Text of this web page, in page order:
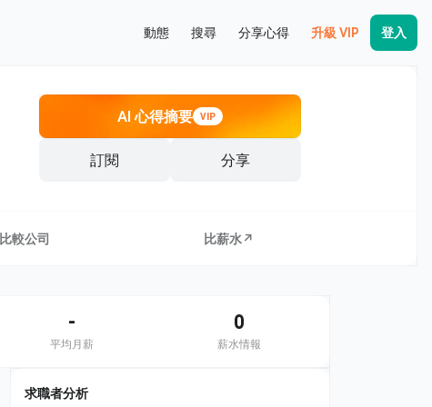
動態 搜尋 分享心得 升級 VIP 登入
AI 心得摘要 VIP
訂閱 分享
比較公司 比薪水↗
-
平均月薪
0
薪水情報
求職者分析